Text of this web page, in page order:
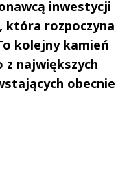
inwestycji
która rozpoczyna
kolejny kamień
z największych
obecnie